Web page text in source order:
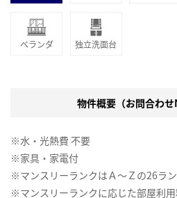
ベランダ 独立洗面台
物件概要（お問合わせ
※水・光熱費 不要
※家具・家電付
※マンスリーランクはＡ～Ｚの26ラン
※マンスリーランクに応じた部屋利